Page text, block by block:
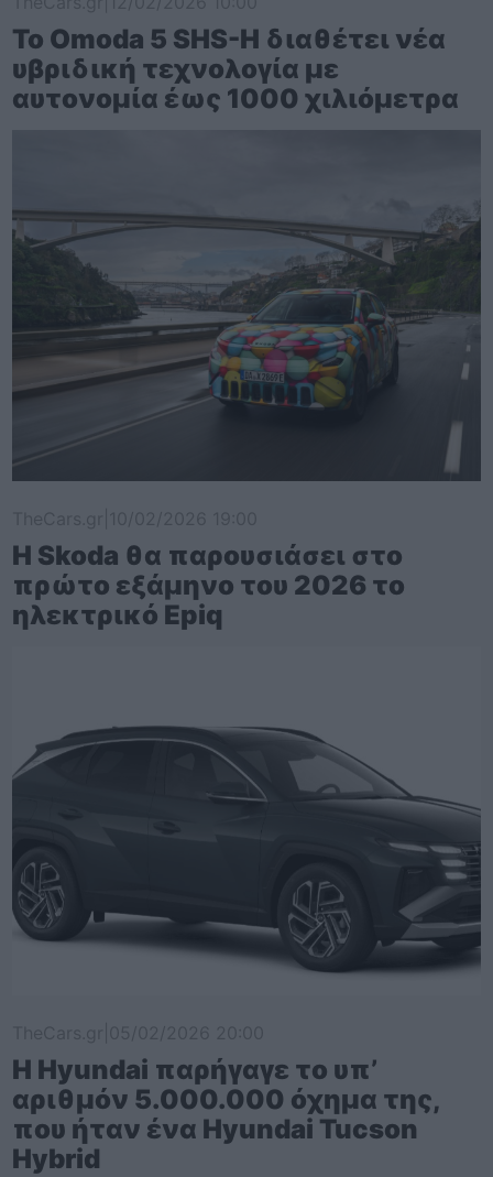
Το Omoda 5 SHS-H διαθέτει νέα
υβριδική τεχνολογία με
αυτονομία έως 1000 χιλιόμετρα
Η Skoda θα παρουσιάσει στο
πρώτο εξάμηνο του 2026 το
ηλεκτρικό Epiq
Η Hyundai παρήγαγε το υπ’
αριθμόν 5.000.000 όχημα της,
που ήταν ένα Hyundai Tucson
Hybrid